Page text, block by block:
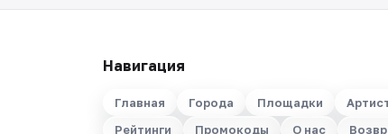
Навигация
Главная Города Площадки
Рейтинги
Промокоды О нас